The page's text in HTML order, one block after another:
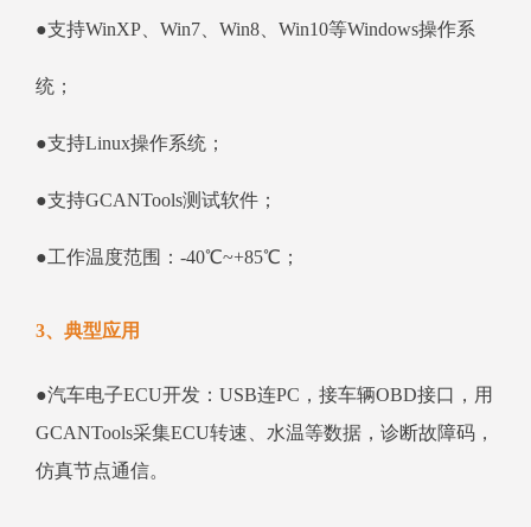
●支持WinXP、Win7、Win8、Win10等Windows操作系
统；
●支持Linux操作系统；
●支持GCANTools测试软件；
●工作温度范围：-40℃~+85℃；
3、典型应用
●汽车电子ECU开发：USB连PC，接车辆OBD接口，用
GCANTools采集ECU转速、水温等数据，诊断故障码，
仿真节点通信。